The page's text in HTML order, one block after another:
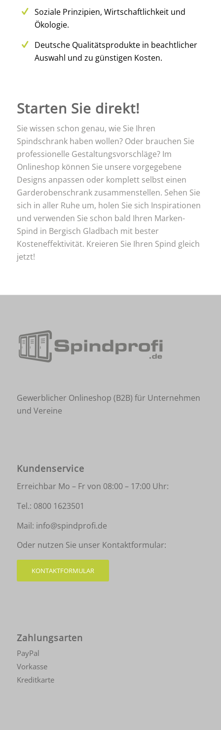
Soziale Prinzipien, Wirtschaftlichkeit und
Ökologie.
Deutsche Qualitätsprodukte in beachtlicher
Auswahl und zu günstigen Kosten.
Starten Sie direkt!
Sie wissen schon genau, wie Sie Ihren
Spindschrank haben wollen? Oder brauchen Sie
professionelle Gestaltungsvorschläge? Im
Onlineshop können Sie unsere vorgegebene
Designs anpassen oder komplett selbst einen
Garderobenschrank zusammenstellen. Sehen Sie
sich in aller Ruhe um, holen Sie sich Inspirationen
und verwenden Sie schon bald Ihren Marken-
Spind in Bergisch Gladbach mit bester
Kosteneffektivität. Kreieren Sie Ihren Spind gleich
jetzt!
Gewerblicher Onlineshop (B2B) für Unternehmen
und Vereine
Kundenservice
Erreichbar Mo – Fr von 08:00 – 17:00 Uhr:
Tel.: 0800 1623501
Mail: info@spindprofi.de
Oder nutzen Sie unser Kontaktformular:
KONTAKTFORMULAR
Zahlungsarten
PayPal
Vorkasse
Kreditkarte